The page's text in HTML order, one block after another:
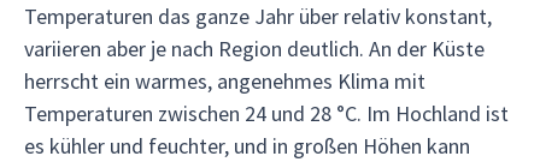
Temperaturen das ganze Jahr über relativ konstant,
variieren aber je nach Region deutlich. An der Küste
herrscht ein warmes, angenehmes Klima mit
Temperaturen zwischen 24 und 28 °C. Im Hochland ist
es kühler und feuchter, und in großen Höhen kann